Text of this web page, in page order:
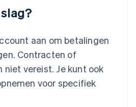
aan om betalingen
Contracten of
niet vereist. Je kunt ook
voor specifiek